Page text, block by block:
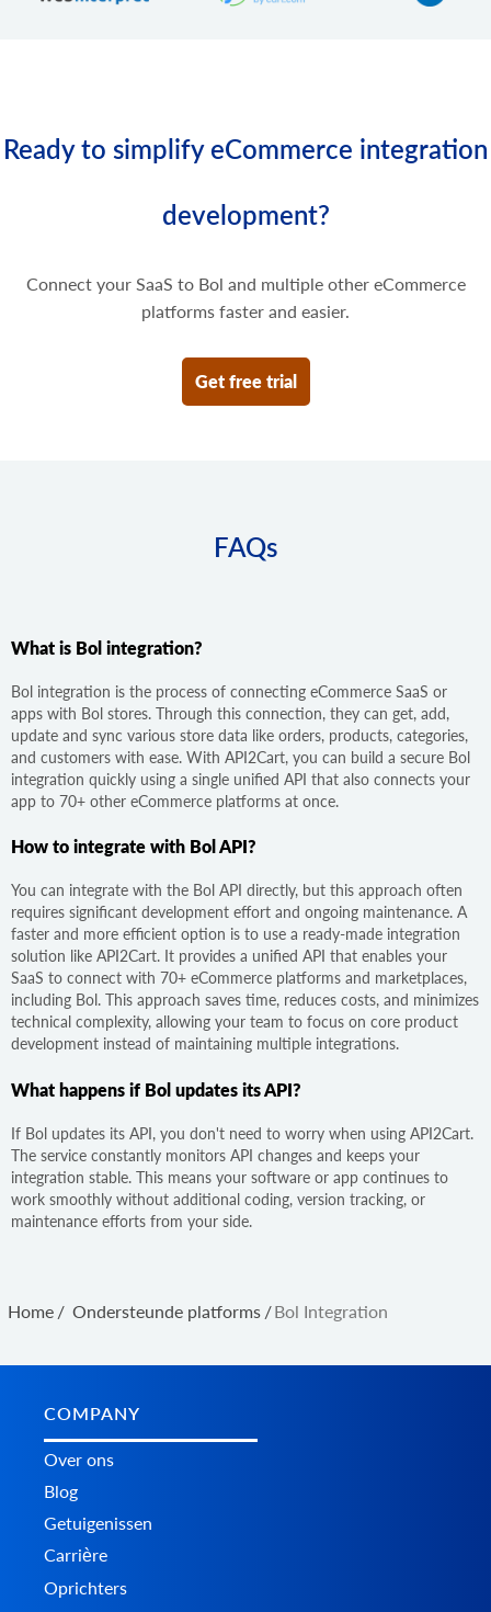
Ready to simplify eCommerce integration
development?
Connect your SaaS to Bol and multiple other eCommerce
platforms faster and easier.
Get free trial
FAQs
What is Bol integration?
Bol integration is the process of connecting eCommerce SaaS or
apps with Bol stores. Through this connection, they can get, add,
update and sync various store data like orders, products, categories,
and customers with ease. With API2Cart, you can build a secure Bol
integration quickly using a single unified API that also connects your
app to 70+ other eCommerce platforms at once.
How to integrate with Bol API?
You can integrate with the Bol API directly, but this approach often
requires significant development effort and ongoing maintenance. A
faster and more efficient option is to use a ready-made integration
solution like API2Cart. It provides a unified API that enables your
SaaS to connect with 70+ eCommerce platforms and marketplaces,
including Bol. This approach saves time, reduces costs, and minimizes
technical complexity, allowing your team to focus on core product
development instead of maintaining multiple integrations.
What happens if Bol updates its API?
If Bol updates its API, you don't need to worry when using API2Cart.
The service constantly monitors API changes and keeps your
integration stable. This means your software or app continues to
work smoothly without additional coding, version tracking, or
maintenance efforts from your side.
Home / Ondersteunde platforms /Bol Integration
COMPANY
Over ons
Blog
Getuigenissen
Carrière
Oprichters